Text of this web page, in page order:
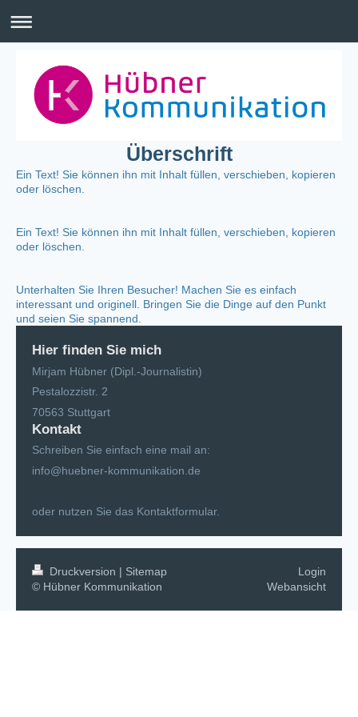
Überschrift
Ein Text! Sie können ihn mit Inhalt füllen, verschieben, kopieren
oder löschen.
Ein Text! Sie können ihn mit Inhalt füllen, verschieben, kopieren
oder löschen.
Unterhalten Sie Ihren Besucher! Machen Sie es einfach
interessant und originell. Bringen Sie die Dinge auf den Punkt
und seien Sie spannend.
Hier finden Sie mich
Mirjam Hübner (Dipl.-Journalistin)
Pestalozzistr. 2
70563 Stuttgart
Kontakt
Schreiben Sie einfach eine mail an:
info@huebner-kommunikation.de
oder nutzen Sie das Kontaktformular.
Druckversion | Sitemap
© Hübner Kommunikation
Login
Webansicht